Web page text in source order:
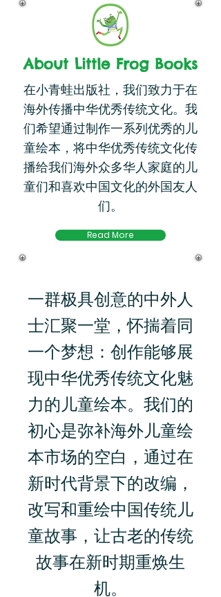
About Little Frog Books
在小青蛙出版社，我们致力于在
海外传播中华优秀传统文化。我
们希望通过制作一系列优秀的儿
童绘本，将中华优秀传统文化传
播给我们海外众多华人家庭的儿
童们和喜欢中国文化的外国友人
们。
Read More
一群极具创意的中外人
士汇聚一堂，怀揣着同
一个梦想：创作能够展
现中华优秀传统文化魅
力的儿童绘本。我们的
初心是弥补海外儿童绘
本市场的空白，通过在
新时代背景下的改编，
改写和重绘中国传统儿
童故事，让古老的传统
故事在新时期重焕生
机。